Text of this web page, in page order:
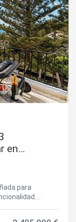
materiales
el máximo
una
piscina cubierto,
opcional en la
Además, las
de alta
inteligente, que
vivienda o
en
para